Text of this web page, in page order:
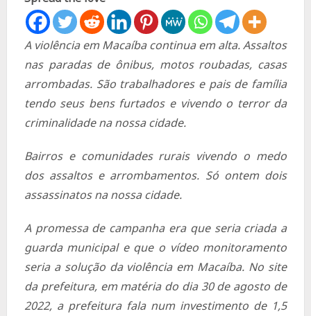
A violência em Macaíba continua em alta. Assaltos
nas paradas de ônibus, motos roubadas, casas
arrombadas. São trabalhadores e pais de família
tendo seus bens furtados e vivendo o terror da
criminalidade na nossa cidade.
Bairros e comunidades rurais vivendo o medo
dos assaltos e arrombamentos. Só ontem dois
assassinatos na nossa cidade.
A promessa de campanha era que seria criada a
guarda municipal e que o vídeo monitoramento
seria a solução da violência em Macaíba. No site
da prefeitura, em matéria do dia 30 de agosto de
2022, a prefeitura fala num investimento de 1,5